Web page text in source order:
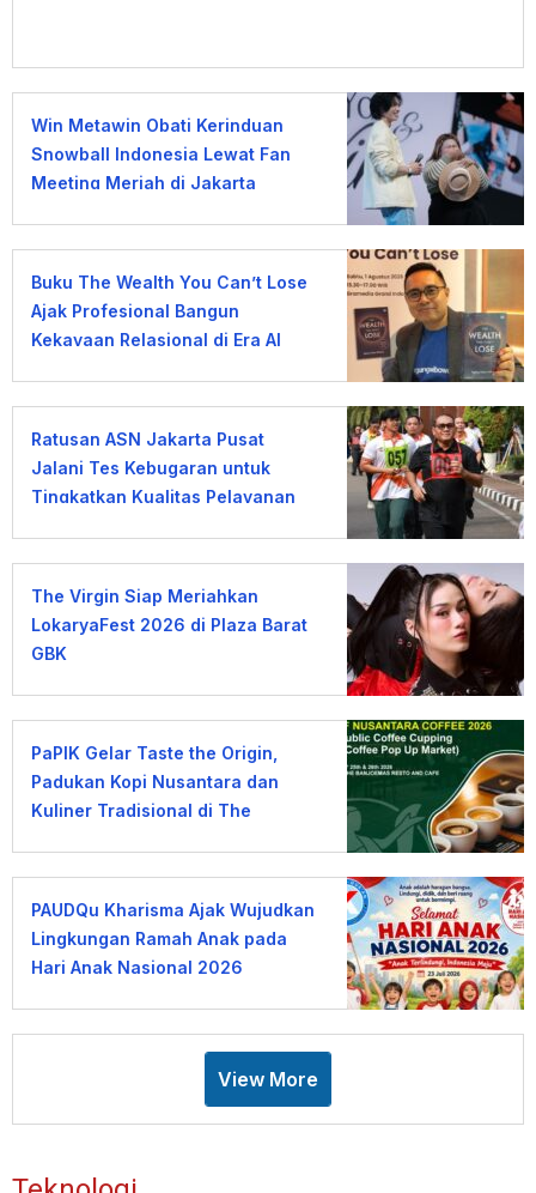
Win Metawin Obati Kerinduan
Snowball Indonesia Lewat Fan
Meeting Meriah di Jakarta
Buku The Wealth You Can’t Lose
Ajak Profesional Bangun
Kekayaan Relasional di Era AI
Ratusan ASN Jakarta Pusat
Jalani Tes Kebugaran untuk
Tingkatkan Kualitas Pelayanan
The Virgin Siap Meriahkan
LokaryaFest 2026 di Plaza Barat
GBK
PaPIK Gelar Taste the Origin,
Padukan Kopi Nusantara dan
Kuliner Tradisional di The
PAUDQu Kharisma Ajak Wujudkan
Lingkungan Ramah Anak pada
Hari Anak Nasional 2026
View More